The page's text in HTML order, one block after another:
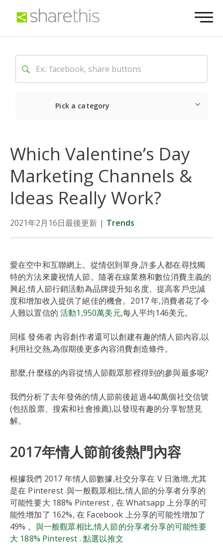
Pick a category
Which Valentine’s Day
Marketing Channels &
Ideas Really Work?
2021年2月16日最後更新 | Trends
愛在空中和互聯網上。從情侶到單身,許多人都在尋找獨
特的方法來慶祝情人節。隨著在線業務和數位消費主義的
興起,情人節行銷活動為品牌提升知名度、提高客戶忠誠
度和增加收入提供了絕佳的機會。2017 年,消費者花了令
人難以置信的活動1,950萬美元,每人平均146美元。
同樣 發佈者 內容創作者還可以創建有趣的情人節內容,以
利用社交熱,為假期後更多內容消費創造條件。
那麼,什麼樣的內容從情人節觀眾那裡得到的參與最多呢?
我們分析了去年發佈的情人節前後超過440萬個社交信號
(包括股票、搜索和社會推薦),以發現有趣的分享智慧見
解。
2017年情人節前後熱門內容
根據我們 2017 年情人節數據,社交分享在 V 日激增,尤其
是在 Pinterest .與一般觀眾相比,情人節的分享者分享的
可能性要大 188% Pinterest , 在 Whatsapp 上分享的可
能性增加了 162%, 在 Facebook 上分享的可能性增加了
49% 。 與一般觀眾相比,情人節的分享者分享的可能性要
大 188% Pinterest .點選以推文